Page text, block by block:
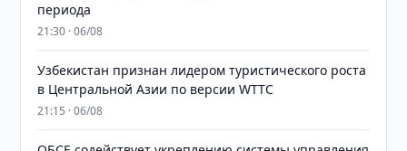
периода
21:30 · 06/08
Узбекистан признан лидером туристического роста
в Центральной Азии по версии WTTC
21:15 · 06/08